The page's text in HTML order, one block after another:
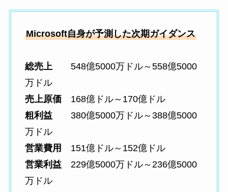
Microsoft自身が予測した次期ガイダンス
総売上548億5000万ドル～558億5000
万ドル
売上原価168億ドル～170億ドル
粗利益
380億5000万ドル～388億5000
万ドル
営業費用
151億ドル～152億ドル
営業利益229億5000万ドル～236億5000
万ドル